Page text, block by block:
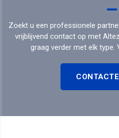
Zoekt u een professionele
vrijblijvend contact op met
graag verder met elk